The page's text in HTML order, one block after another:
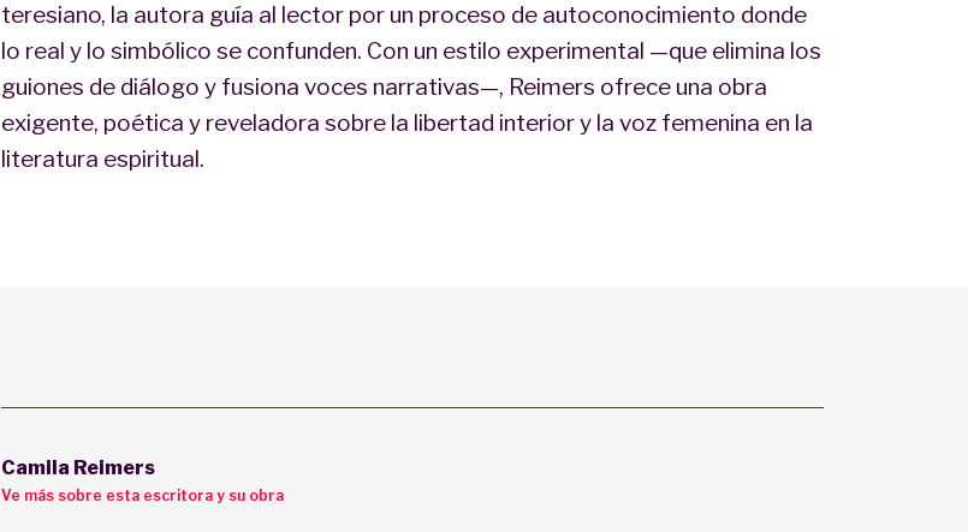
teresiano, la autora guía al lector por un proceso de autoconocimiento donde
lo real y lo simbólico se confunden. Con un estilo experimental —que elimina los
guiones de diálogo y fusiona voces narrativas—, Reimers ofrece una obra
exigente, poética y reveladora sobre la libertad interior y la voz femenina en la
literatura espiritual.
Camila Reimers
Ve más sobre esta escritora y su obra